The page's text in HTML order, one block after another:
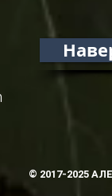
© 2017-2025